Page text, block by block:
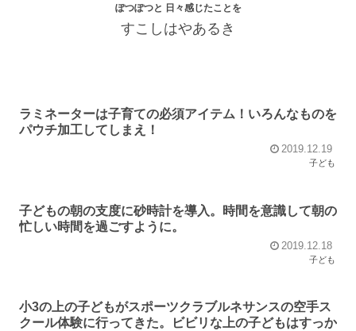
ぽつぽつと 日々感じたことを
すこしはやあるき
ラミネーターは子育ての必須アイテム！いろんなものを
パウチ加工してしまえ！
2019.12.19
子ども
子どもの朝の支度に砂時計を導入。時間を意識して朝の
忙しい時間を過ごすように。
2019.12.18
子ども
小3の上の子どもがスポーツクラブルネサンスの空手ス
クール体験に行ってきた。ビビリな上の子どもはすっか